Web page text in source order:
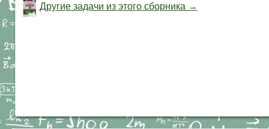
Другие задачи из этого сборника →